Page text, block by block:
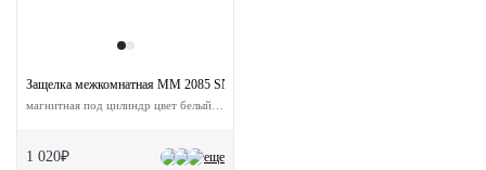
еще
Защелка межкомнатная MM 2085 SN с ответной планкой
1 020₽